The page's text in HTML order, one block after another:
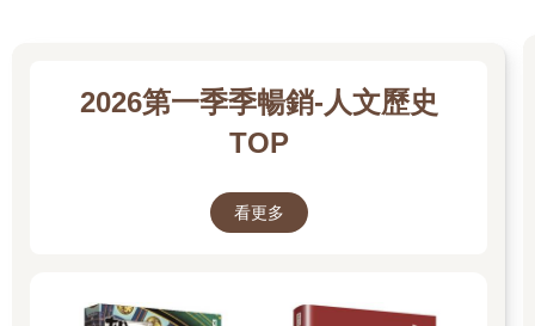
2026第一季季暢銷-人文歷史
TOP
看更多